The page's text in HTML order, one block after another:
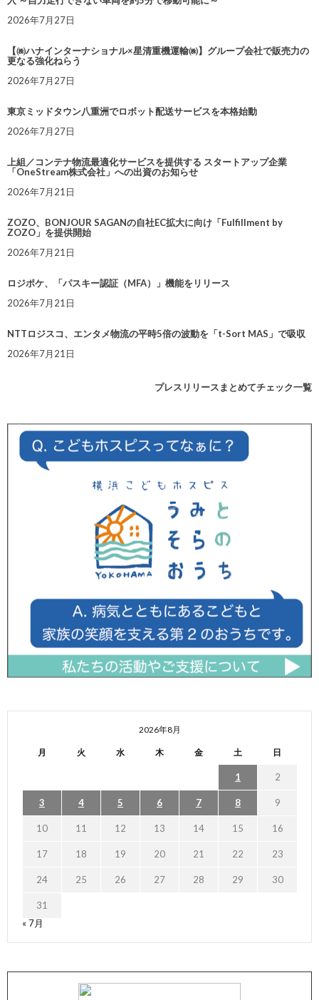
2026年7月27日
【㈱ハナインターナショナル×星清重機運輸㈱】グループ会社で販売力の
更なる強化ねらう
2026年7月27日
東京ミッドタウン八重洲でロボット配送サービスを本格始動
2026年7月27日
上組／コンテナ物流最適化サービスを提供する スタートアップ企業
「OneStream株式会社」への出資のお知らせ
2026年7月21日
ZOZO、BONJOUR SAGANの自社EC拡大に向け「Fulfillment by
ZOZO」を提供開始
2026年7月21日
ロジポケ、「パスキー認証（MFA）」機能をリリース
2026年7月21日
NTTロジスコ、エンタメ物流の平時5倍の波動を「t-Sort MAS」で吸収
2026年7月21日
プレスリリースまとめてチェック一覧
2026年8月
月 火 水 木 金 土 日
1 2
3 4 5 6 7 8 9
10 11 12 13 14 15 16
17 18 19 20 21 22 23
24 25 26 27 28 29 30
31
« 7月